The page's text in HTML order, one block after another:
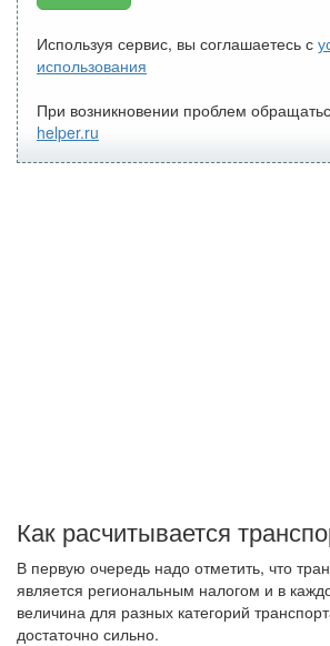
Используя сервис, вы соглашаетесь с
использования
При возникновении проблем
helper.ru
Как расчитывается
В первую очередь надо отметить, что
является региональным налогом и в
величина для разных категорий
достаточно сильно.